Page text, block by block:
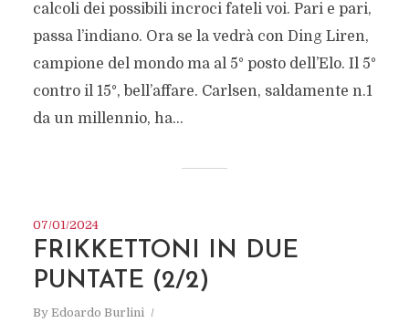
calcoli dei possibili incroci fateli voi. Pari e pari,
passa l’indiano. Ora se la vedrà con Ding Liren,
campione del mondo ma al 5° posto dell’Elo. Il 5°
contro il 15°, bell’affare. Carlsen, saldamente n.1
da un millennio, ha...
07/01/2024
FRIKKETTONI IN DUE
PUNTATE (2/2)
By Edoardo Burlini